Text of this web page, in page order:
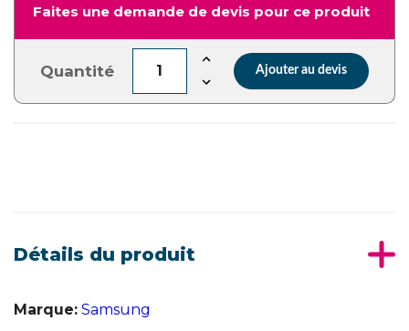
Faites une demande de devis pour ce produit
Quantité Ajouter au devis
Détails du produit
Marque: Samsung